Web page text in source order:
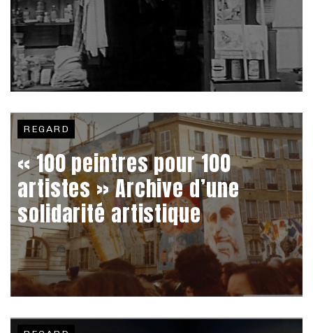
REGARD
« 100 peintres pour 100
artistes » Archive d’une
solidarité artistique